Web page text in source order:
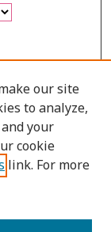
our site
to analyze,
your
cookie
link. For more